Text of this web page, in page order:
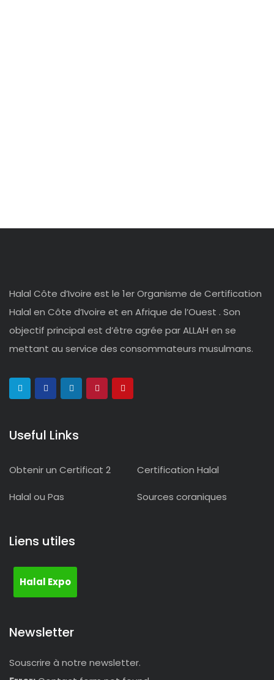
Halal Côte d’Ivoire est le 1er Organisme de Certification
Halal en Côte d’Ivoire et en Afrique de l’Ouest . Son
objectif principal est d’être agrée par ALLAH en se
mettant au service des consommateurs musulmans.
Useful Links
Obtenir un Certificat 2 Certification Halal
Halal ou Pas Sources coraniques
Liens utiles
Halal Expo
Newsletter
Souscrire à notre newsletter.